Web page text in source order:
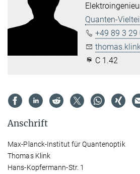
Quanten-
+49 89 3 29
C 1.42
Anschrift
Max-Planck-Institut für Quantenoptik
Thomas Klink
Hans-Kopfermann-Str. 1